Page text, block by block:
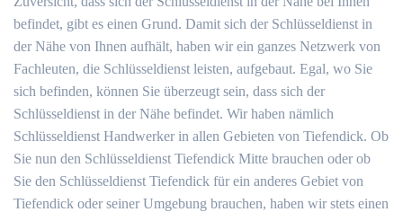
befindet, gibt es einen Grund. Damit sich der Schlüsseldienst in
der Nähe von Ihnen aufhält, haben wir ein ganzes Netzwerk von
Fachleuten, die Schlüsseldienst leisten, aufgebaut. Egal, wo Sie
sich befinden, können Sie überzeugt sein, dass sich der
Schlüsseldienst in der Nähe befindet. Wir haben nämlich
Schlüsseldienst Handwerker in allen Gebieten von Tiefendick. Ob
Sie nun den Schlüsseldienst Tiefendick Mitte brauchen oder ob
Sie den Schlüsseldienst Tiefendick für ein anderes Gebiet von
Tiefendick oder seiner Umgebung brauchen, haben wir stets einen